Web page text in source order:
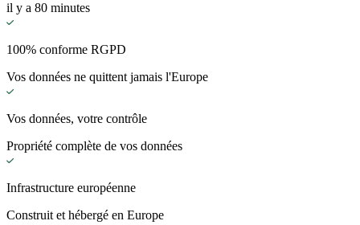
il y a 80 minutes
100% conforme RGPD
Vos données ne quittent jamais l'Europe
Vos données, votre contrôle
Propriété complète de vos données
Infrastructure européenne
Construit et hébergé en Europe